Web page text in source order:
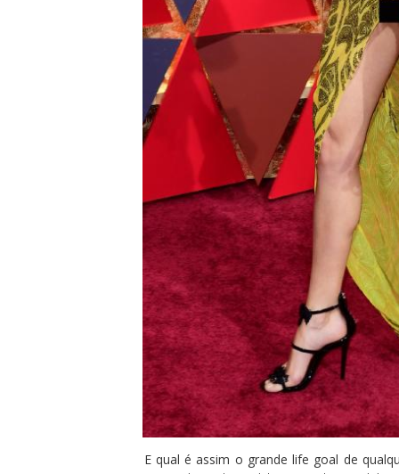
E qual é assim o grande life goal de